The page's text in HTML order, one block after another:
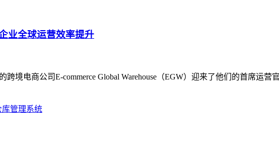
业全球运营效率提升
境电商公司E-commerce Global Warehouse（EGW）迎来了他们的首席运
库管理系统